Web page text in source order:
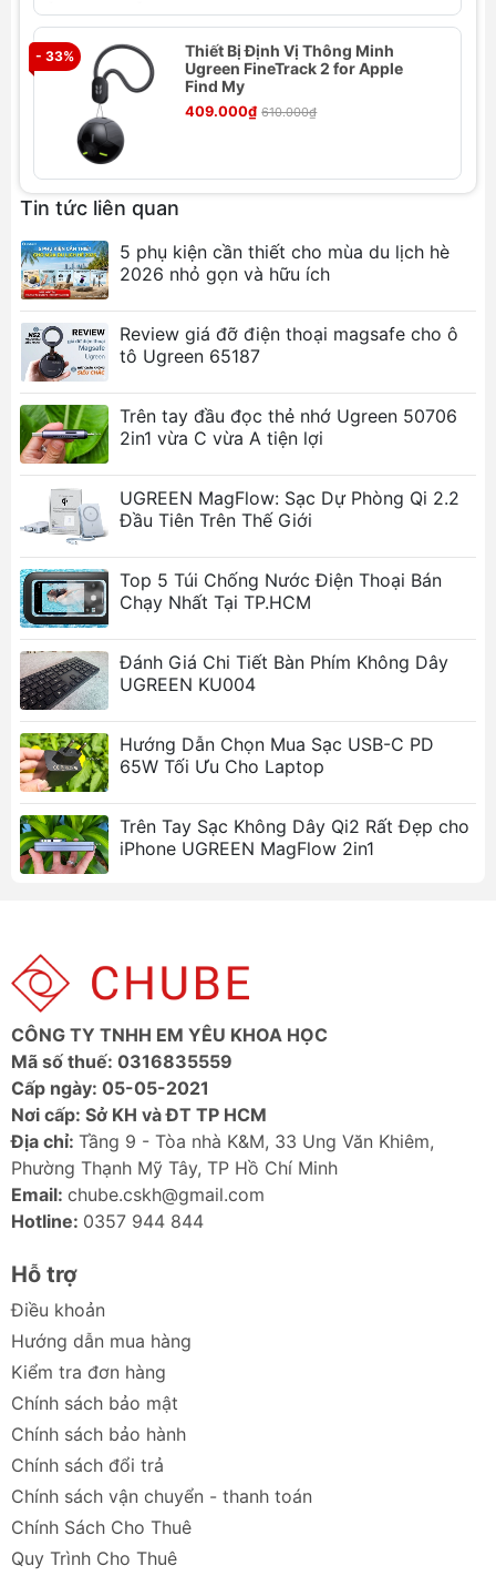
Hỗ trợ nhiều chuẩn sạc nhanh:Tương thích
với PD 3.0/2.0, AFC, FCP và BC 1.2, đảm bảo
tốc độ sạc tối ưu cho nhiều thiết bị.
Thiết kế nhỏ gọn:Thuận tiện mang theo khi di
chuyển.
An toàn và đáng tin cậy:
bạn khỏi quá dòng, quá áp và quá nhiệt.
- 33%
Thiết Bị Định Vị Thông Minh
Ugreen FineTrack 2 for Apple
Find My
409.000₫ 610.000₫
Tin tức liên quan
5 phụ kiện cần thiết cho mùa du lịch hè
2026 nhỏ gọn và hữu ích
Review giá đỡ điện thoại magsafe cho ô
tô Ugreen 65187
Trên tay đầu đọc thẻ nhớ Ugreen 50706
2in1 vừa C vừa A tiện lợi
UGREEN MagFlow: Sạc Dự Phòng Qi 2.2
Đầu Tiên Trên Thế Giới
Top 5 Túi Chống Nước Điện Thoại Bán
Chạy Nhất Tại TP.HCM
Đánh Giá Chi Tiết Bàn Phím Không Dây
UGREEN KU004
Hướng Dẫn Chọn Mua Sạc USB-C PD
65W Tối Ưu Cho Laptop
Trên Tay Sạc Không Dây Qi2 Rất Đẹp cho
iPhone UGREEN MagFlow 2in1
CÔNG TY TNHH EM YÊU KHOA HỌC
Mã số thuế: 0316835559
Cấp ngày: 05-05-2021
Nơi cấp: Sở KH và ĐT TP HCM
Địa chỉ: Tầng 9 - Tòa nhà K&M, 33 Ung Văn Khiêm,
Phường Thạnh Mỹ Tây, TP Hồ Chí Minh
Email: chube.cskh@gmail.com
Hotline: 0357 944 844
Hỗ trợ
Điều khoản
Hướng dẫn mua hàng
Kiểm tra đơn hàng
Chính sách bảo mật
Chính sách bảo hành
Chính sách đổi trả
Chính sách vận chuyển - thanh toán
Chính Sách Cho Thuê
Quy Trình Cho Thuê